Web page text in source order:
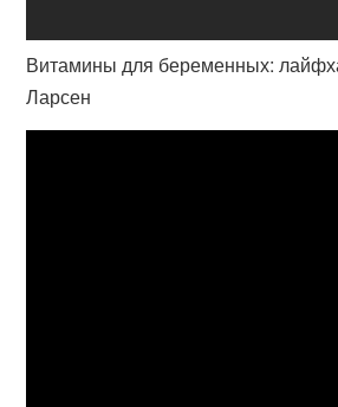
Витамины для беременных:
Ларсен